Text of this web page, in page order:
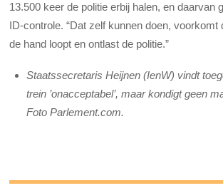
13.500 keer de politie erbij halen, en daarvan
ID-controle. “Dat zelf kunnen doen, voorkomt
de hand loopt en ontlast de politie.”
Staatssecretaris Heijnen (IenW) vindt
trein ’onacceptabel’, maar kondigt geen
Foto Parlement.com.